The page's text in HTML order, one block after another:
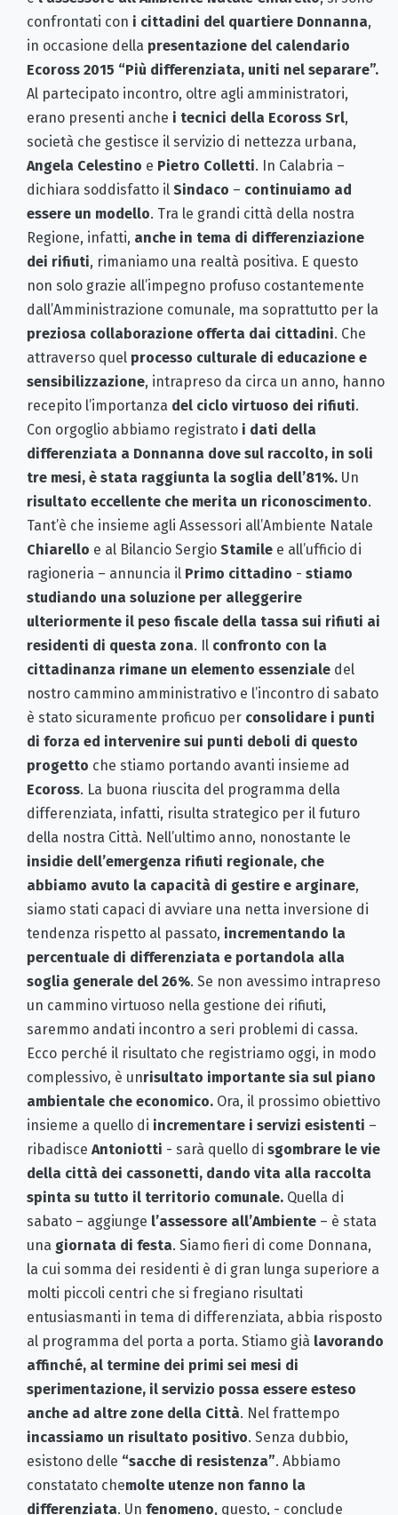
confrontati con i cittadini del quartiere Donnanna,
in occasione della presentazione del calendario
Ecoross 2015 “Più differenziata, uniti nel separare”.
Al partecipato incontro, oltre agli amministratori,
erano presenti anche i tecnici della Ecoross Srl,
società che gestisce il servizio di nettezza urbana,
Angela Celestino e Pietro Colletti. In Calabria –
dichiara soddisfatto il Sindaco – continuiamo ad
essere un modello. Tra le grandi città della nostra
Regione, infatti, anche in tema di differenziazione
dei rifiuti, rimaniamo una realtà positiva. E questo
non solo grazie all’impegno profuso costantemente
dall’Amministrazione comunale, ma soprattutto per la
preziosa collaborazione offerta dai cittadini. Che
attraverso quel processo culturale di educazione e
sensibilizzazione, intrapreso da circa un anno, hanno
recepito l’importanza del ciclo virtuoso dei rifiuti.
Con orgoglio abbiamo registrato i dati della
differenziata a Donnanna dove sul raccolto, in soli
tre mesi, è stata raggiunta la soglia dell’81%. Un
risultato eccellente che merita un riconoscimento.
Tant’è che insieme agli Assessori all’Ambiente Natale
Chiarello e al Bilancio Sergio Stamile e all’ufficio di
ragioneria – annuncia il Primo cittadino - stiamo
studiando una soluzione per alleggerire
ulteriormente il peso fiscale della tassa sui rifiuti ai
residenti di questa zona. Il confronto con la
cittadinanza rimane un elemento essenziale del
nostro cammino amministrativo e l’incontro di sabato
è stato sicuramente proficuo per consolidare i punti
di forza ed intervenire sui punti deboli di questo
progetto che stiamo portando avanti insieme ad
Ecoross. La buona riuscita del programma della
differenziata, infatti, risulta strategico per il futuro
della nostra Città. Nell’ultimo anno, nonostante le
insidie dell’emergenza rifiuti regionale, che
abbiamo avuto la capacità di gestire e arginare,
siamo stati capaci di avviare una netta inversione di
tendenza rispetto al passato, incrementando la
percentuale di differenziata e portandola alla
soglia generale del 26%. Se non avessimo intrapreso
un cammino virtuoso nella gestione dei rifiuti,
saremmo andati incontro a seri problemi di cassa.
Ecco perché il risultato che registriamo oggi, in modo
complessivo, è unrisultato importante sia sul piano
ambientale che economico. Ora, il prossimo obiettivo
insieme a quello di incrementare i servizi esistenti –
ribadisce Antoniotti - sarà quello di sgombrare le vie
della città dei cassonetti, dando vita alla raccolta
spinta su tutto il territorio comunale. Quella di
sabato – aggiunge l’assessore all’Ambiente – è stata
una giornata di festa. Siamo fieri di come Donnana,
la cui somma dei residenti è di gran lunga superiore a
molti piccoli centri che si fregiano risultati
entusiasmanti in tema di differenziata, abbia risposto
al programma del porta a porta. Stiamo già lavorando
affinché, al termine dei primi sei mesi di
sperimentazione, il servizio possa essere esteso
anche ad altre zone della Città. Nel frattempo
incassiamo un risultato positivo. Senza dubbio,
esistono delle “sacche di resistenza”. Abbiamo
constatato chemolte utenze non fanno la
differenziata. Un fenomeno, questo, - conclude